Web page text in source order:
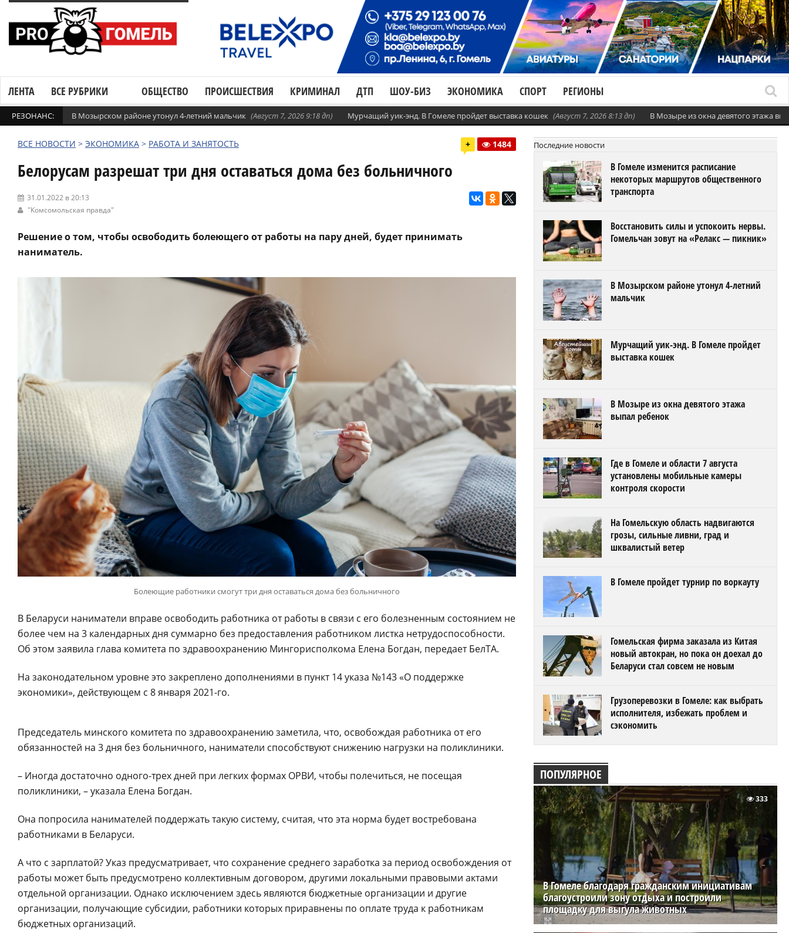
ЛЕНТА ВСЕ РУБРИКИ ОБЩЕСТВО ПРОИСШЕСТВИЯ КРИМИНАЛ ДТП ШОУ-БИЗ ЭКОНОМИКА СПОРТ РЕГИОНЫ
РЕЗОНАНС: В Мозырском районе утонул 4-летний мальчик (Август 7, 2026 9:18 дп) Мурчащий уик-энд. В Гомеле пройдет выставка кошек (Август 7, 2026 8:13 дп) В Мозыре из окна девятого этажа
ВСЕ НОВОСТИ > ЭКОНОМИКА > РАБОТА И ЗАНЯТОСТЬ + 1484
Белорусам разрешат три дня оставаться дома без больничного
31.01.2022 в 20:13
"Комсомольская правда"
Решение о том, чтобы освободить болеющего от работы на пару дней, будет принимать
наниматель.
Болеющие работники смогут три дня оставаться дома без больничного
В Беларуси наниматели вправе освободить работника от работы в связи с его болезненным состоянием не
более чем на 3 календарных дня суммарно без предоставления работником листка нетрудоспособности.
Об этом заявила глава комитета по здравоохранению Мингорисполкома Елена Богдан, передает БелТА.
На законодательном уровне это закреплено дополнениями в пункт 14 указа №143 «О поддержке
экономики», действующем с 8 января 2021-го.
Председатель минского комитета по здравоохранению заметила, что, освобождая работника от его
обязанностей на 3 дня без больничного, наниматели способствуют снижению нагрузки на поликлиники.
– Иногда достаточно одного-трех дней при легких формах ОРВИ, чтобы полечиться, не посещая
поликлиники, – указала Елена Богдан.
Она попросила нанимателей поддержать такую систему, считая, что эта норма будет востребована
работниками в Беларуси.
А что с зарплатой? Указ предусматривает, что сохранение среднего заработка за период освобождения от
работы может быть предусмотрено коллективным договором, другими локальными правовыми актами
отдельной организации. Однако исключением здесь являются бюджетные организации и другие
организации, получающие субсидии, работники которых приравнены по оплате труда к работникам
бюджетных организаций.
Последние новости
В Гомеле изменится расписание
некоторых маршрутов общественного
транспорта
Восстановить силы и успокоить нервы.
Гомельчан зовут на «Релакс — пикник»
В Мозырском районе утонул 4-летний
мальчик
Мурчащий уик-энд. В Гомеле пройдет
выставка кошек
В Мозыре из окна девятого этажа
выпал ребенок
Где в Гомеле и области 7 августа
установлены мобильные камеры
контроля скорости
На Гомельскую область надвигаются
грозы, сильные ливни, град и
шквалистый ветер
В Гомеле пройдет турнир по воркауту
Гомельская фирма заказала из Китая
новый автокран, но пока он доехал до
Беларуси стал совсем не новым
Грузоперевозки в Гомеле: как выбрать
исполнителя, избежать проблем и
сэкономить
ПОПУЛЯРНОЕ
В Гомеле благодаря гражданским инициативам
благоустроили зону отдыха и построили
площадку для выгула животных
333